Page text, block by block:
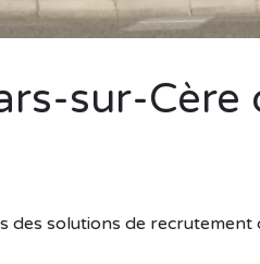
sur-Cère
solutions de recrutement